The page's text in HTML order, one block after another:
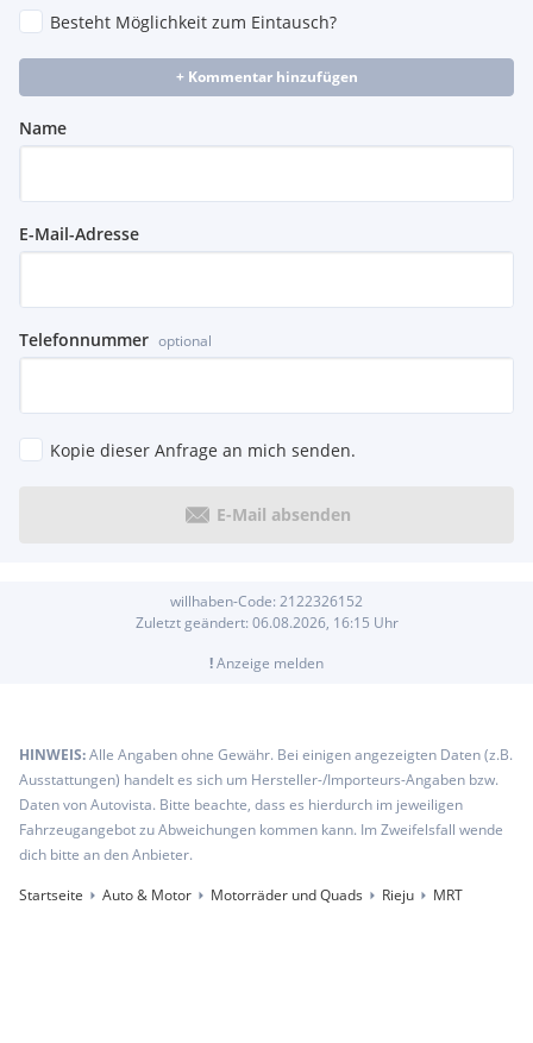
Besteht Möglichkeit zum Eintausch?
+ Kommentar hinzufügen
Name
E-Mail-Adresse
Telefonnummer optional
Kopie dieser Anfrage an mich senden.
E-Mail absenden
willhaben-Code: 2122326152
Zuletzt geändert: 06.08.2026, 16:15 Uhr
!Anzeige melden
HINWEIS:Alle Angaben ohne Gewähr. Bei einigen angezeigten Daten (z.B.
Ausstattungen) handelt es sich um Hersteller-/Importeurs-Angaben bzw.
Daten von Autovista. Bitte beachte, dass es hierdurch im jeweiligen
Fahrzeugangebot zu Abweichungen kommen kann. Im Zweifelsfall wende
dich bitte an den Anbieter.
Startseite
Auto & Motor Motorräder und Quads Rieju MRT